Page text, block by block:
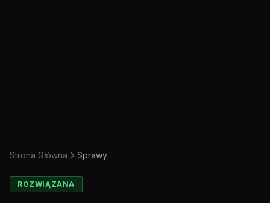
Strona Główna Sprawy
ROZWIĄZANA